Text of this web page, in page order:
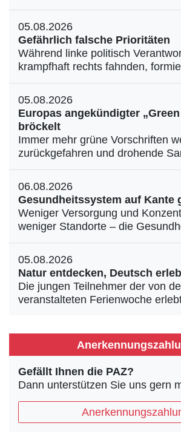
05.08.2026
Gefährlich falsche Prioritäten
Während linke politisch
krampfhaft rechts fahnden,
05.08.2026
Europas angekündigter „Green
bröckelt
Immer mehr grüne Vorschriften
zurückgefahren und drohende
06.08.2026
Gesundheitssystem auf Kante
Weniger Versorgung und
weniger Standorte – die
05.08.2026
Natur entdecken, Deutsch
Die jungen Teilnehmer der von
veranstalteten Ferienwoche
Gefällt Ihnen die PAZ?
Dann unterstützen Sie uns gern